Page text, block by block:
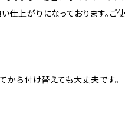
上がりになっております。ご
から付け替えても大丈夫です。